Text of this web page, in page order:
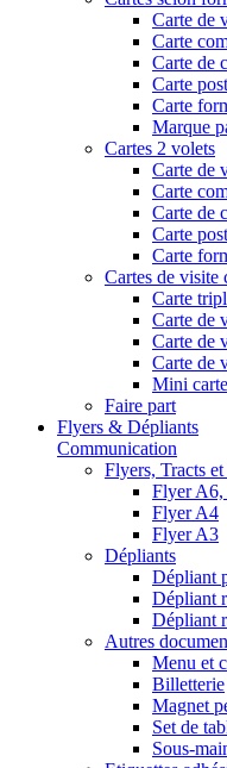
Carte de
Carte
Carte de
Carte
Carte
Marque
Cartes 2 volets
Carte de
Carte
Carte de
Carte
Carte
Cartes de visite
Carte
Carte de
Carte de
Carte de
Mini
Faire part
Flyers & Dépliants
Communication
Flyers, Tracts
Flyer A6,
Flyer A4
Flyer A3
Dépliants
Dépliant
Dépliant
Dépliant
Autres
Menu et
Billetterie
Magnet
Set de
Sous-